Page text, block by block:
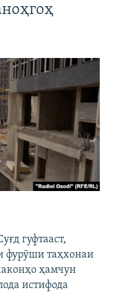
гуфтааст,
фурӯши таҳхонаи
ҳамчун
истифода